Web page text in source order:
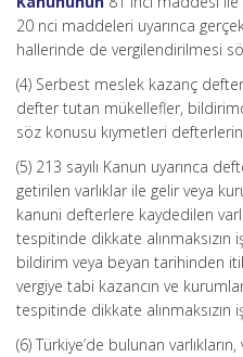
20 nci maddeleri uyarınca
hallerinde de vergilendirilmesi
(4) Serbest meslek kazanç
defter tutan mükellefler,
söz konusu kıymetleri
(5) 213 sayılı Kanun uyarınca
getirilen varlıklar ile gelir veya
kanuni defterlere kaydedilen
tespitinde dikkate
bildirim veya beyan tarihinden
vergiye tabi kazancın ve
tespitinde dikkate
(6) Türkiye’de bulunan